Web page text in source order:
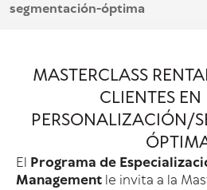
segmentación-óptima
MASTERCLASS
CLIENTES EN
PERSONALIZACIÓN/
El Programa de
Management le invita a la